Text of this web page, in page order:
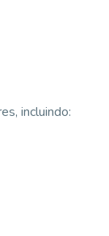
incluindo: